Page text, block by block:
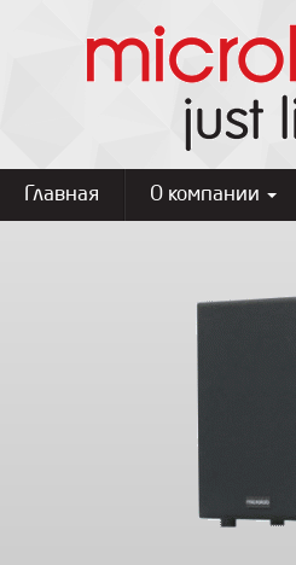
Главная О компании